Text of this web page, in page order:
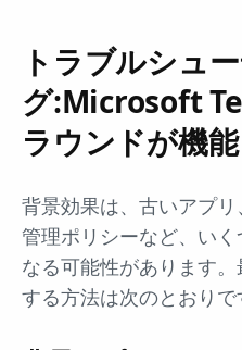
トラブルシュ
グ:Microsoft
ラウンドが機
背景効果は、古いアプリ
管理ポリシーなど、い
なる可能性があります
する方法は次のとおりで